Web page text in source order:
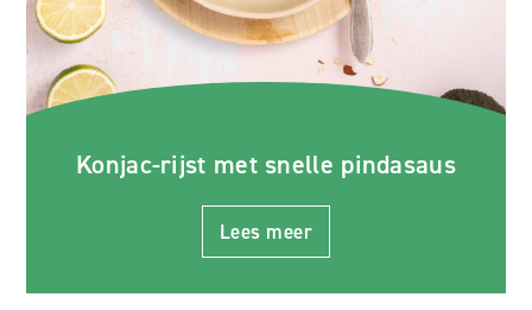
Konjac-rijst met snelle pindasaus
Lees meer